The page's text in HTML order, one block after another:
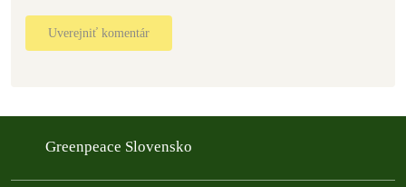
Uverejniť komentár
Greenpeace Slovensko